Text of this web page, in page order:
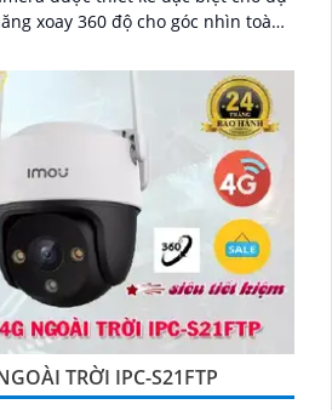
xoay 360 độ cho góc nhìn toàn
TRỜI IPC-S21FTP